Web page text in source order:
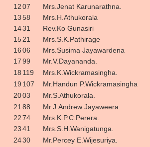
1207 Mrs.Jenat Karunarathna.
1358 Mrs.H.Athukorala
1431 Rev.Ko Gunasiri
1521 Mrs.S.K.Pathirage
1606 Mrs.Susima Jayawardena
1799 Mr.V.Dayananda.
18 119 Mrs.K.Wickramasingha.
19 107 Mr.Handun P.Wickramasingha
2003 Mr.S.Athukorala.
21 88 Mr.J.Andrew Jayaweera.
2274 Mrs.K.P.C.Perera.
2341 Mrs.S.H.Wanigatunga.
2430 Mr.Percey E.Wijesuriya.